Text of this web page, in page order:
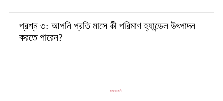
প্রশ্ন ৩: আপনি প্রতি মাসে কী পরিমাণ হ্যান্ডেল উৎপাদন
করতে পারেন?
কারখানার ছবি